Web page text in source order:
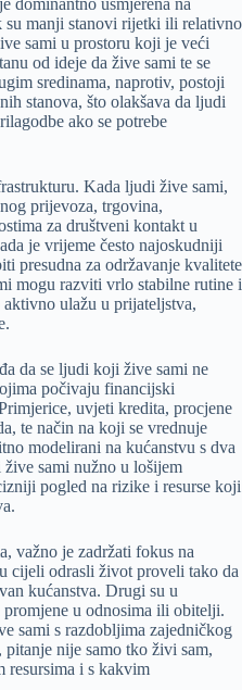
dominantno usmjerena na
su manji stanovi rijetki ili relativno
sami u prostoru koji je veći
od ideje da žive sami te se
sredinama, naprotiv, postoji
stanova, što olakšava da ljudi
ako se potrebe
Kada ljudi žive sami,
prijevoza, trgovina,
za društveni kontakt u
je vrijeme često najoskudniji
presudna za održavanje kvalitete
mogu razviti vrlo stabilne rutine i
ulažu u prijateljstva,
da se ljudi koji žive sami ne
počivaju financijski
uvjeti kredita, procjene
te način na koji se vrednuje
modelirani na kućanstvu s dva
sami nužno u lošijem
pogled na rizike i resurse koji
važno je zadržati fokus na
cijeli odrasli život proveli tako da
kućanstva. Drugi su u
u odnosima ili obitelji.
sami s razdobljima zajedničkog
nije samo tko živi sam,
resursima i s kakvim